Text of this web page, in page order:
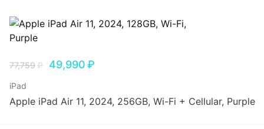
77,759₽ 49,990₽
iPad
Apple iPad Air 11, 2024, 256GB, Wi-Fi + Cellular, Purple